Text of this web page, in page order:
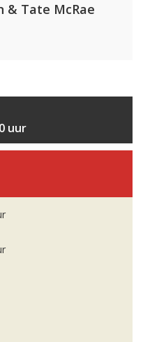
& Tate McRae
uur